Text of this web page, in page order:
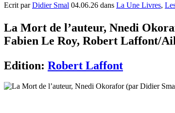
Ecrit parDidier Smal 04.06.26 dans La Une Livres,
La Mort de l’auteur, Nnedi
Fabien Le Roy, Robert Laffont/
Edition: Robert Laffont